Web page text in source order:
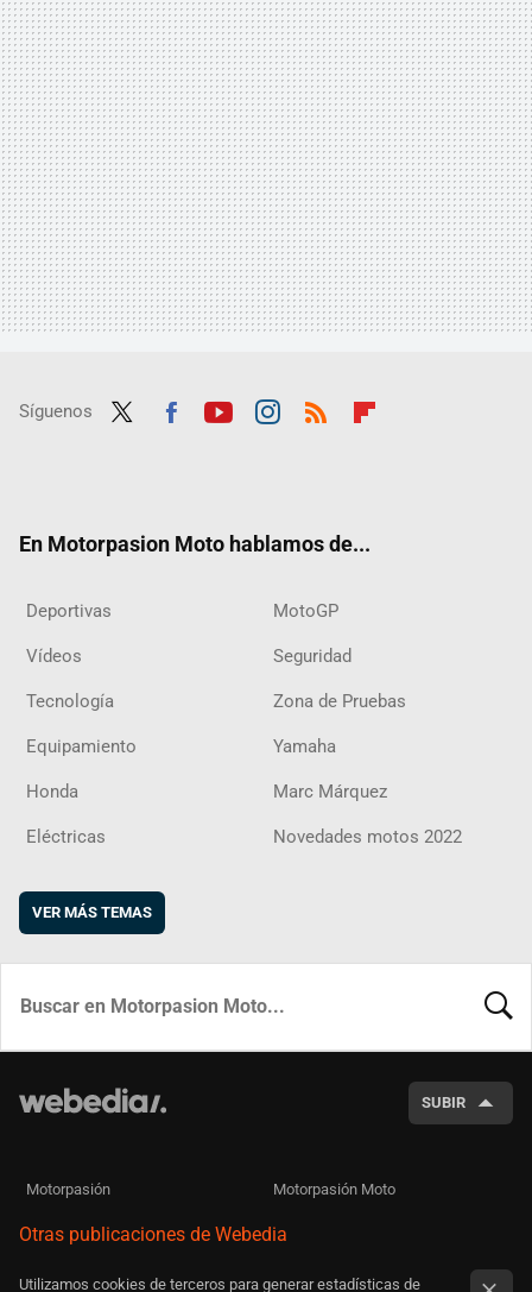
Síguenos
En Motorpasion Moto hablamos de...
Deportivas MotoGP
Vídeos Seguridad
Tecnología Zona de Pruebas
Equipamiento Yamaha
Honda Marc Márquez
Eléctricas Novedades motos 2022
VER MÁS TEMAS
SUBIR
Motorpasión Motorpasión Moto
Otras publicaciones de Webedia
Utilizamos cookies de terceros para generar estadísticas de